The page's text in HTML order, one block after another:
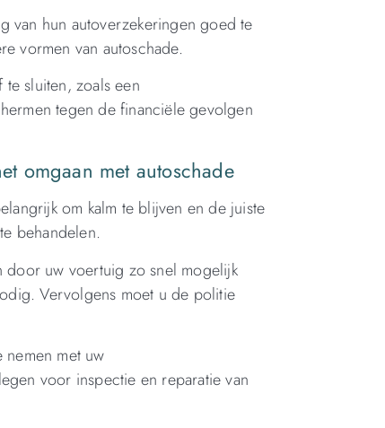
van hun autoverzekeringen goed te
vormen van autoschade.
sluiten, zoals een
tegen de financiële gevolgen
omgaan met autoschade
om kalm te blijven en de juiste
behandelen.
door uw voertuig zo snel mogelijk
Vervolgens moet u de politie
met uw
voor inspectie en reparatie van